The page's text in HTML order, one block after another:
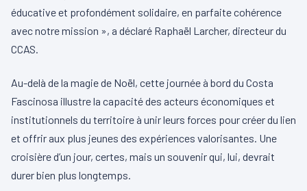
éducative et profondément solidaire, en parfaite cohérence
avec notre mission », a déclaré Raphaël Larcher, directeur du
CCAS.
Au-delà de la magie de Noël, cette journée à bord du Costa
Fascinosa illustre la capacité des acteurs économiques et
institutionnels du territoire à unir leurs forces pour créer du lien
et offrir aux plus jeunes des expériences valorisantes. Une
croisière d’un jour, certes, mais un souvenir qui, lui, devrait
durer bien plus longtemps.